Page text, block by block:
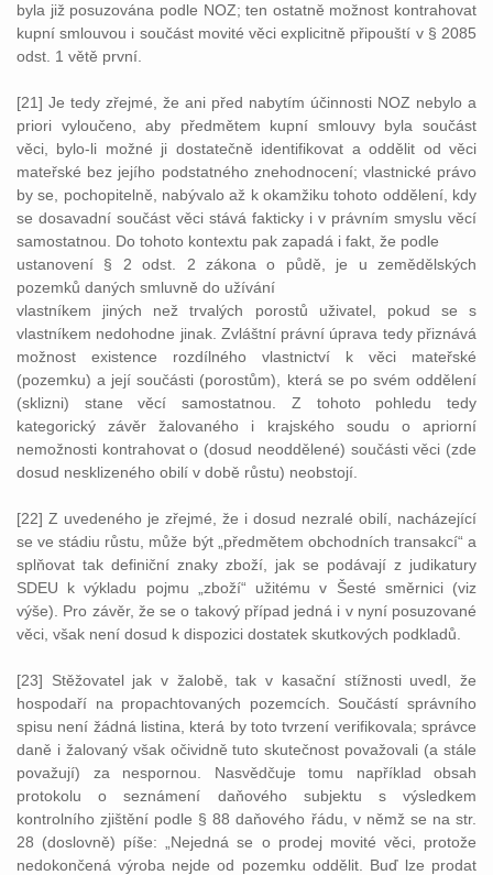
byla již posuzována podle NOZ; ten ostatně možnost kontrahovat
kupní smlouvou i součást movité věci explicitně připouští v § 2085
odst. 1 větě první.
[21] Je tedy zřejmé, že ani před nabytím účinnosti NOZ nebylo a
priori vyloučeno, aby předmětem kupní smlouvy byla součást
věci, bylo-li možné ji dostatečně identifikovat a oddělit od věci
mateřské bez jejího podstatného znehodnocení; vlastnické právo
by se, pochopitelně, nabývalo až k okamžiku tohoto oddělení, kdy
se dosavadní součást věci stává fakticky i v právním smyslu věcí
samostatnou. Do tohoto kontextu pak zapadá i fakt, že podle
ustanovení § 2 odst. 2 zákona o půdě, je u zemědělských
pozemků daných smluvně do užívání
vlastníkem jiných než trvalých porostů uživatel, pokud se s
vlastníkem nedohodne jinak. Zvláštní právní úprava tedy přiznává
možnost existence rozdílného vlastnictví k věci mateřské
(pozemku) a její součásti (porostům), která se po svém oddělení
(sklizni) stane věcí samostatnou. Z tohoto pohledu tedy
kategorický závěr žalovaného i krajského soudu o apriorní
nemožnosti kontrahovat o (dosud neoddělené) součásti věci (zde
dosud nesklizeného obilí v době růstu) neobstojí.
[22] Z uvedeného je zřejmé, že i dosud nezralé obilí, nacházející
se ve stádiu růstu, může být „předmětem obchodních transakcí“ a
splňovat tak definiční znaky zboží, jak se podávají z judikatury
SDEU k výkladu pojmu „zboží“ užitému v Šesté směrnici (viz
výše). Pro závěr, že se o takový případ jedná i v nyní posuzované
věci, však není dosud k dispozici dostatek skutkových podkladů.
[23] Stěžovatel jak v žalobě, tak v kasační stížnosti uvedl, že
hospodaří na propachtovaných pozemcích. Součástí správního
spisu není žádná listina, která by toto tvrzení verifikovala; správce
daně i žalovaný však očividně tuto skutečnost považovali (a stále
považují) za nespornou. Nasvědčuje tomu například obsah
protokolu o seznámení daňového subjektu s výsledkem
kontrolního zjištění podle § 88 daňového řádu, v němž se na str.
28 (doslovně) píše: „Nejedná se o prodej movité věci, protože
nedokončená výroba nejde od pozemku oddělit. Buď lze prodat